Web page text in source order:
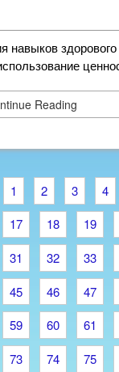
Reading
1 2 3 4
17 18 19
31 32 33
45 46 47
59 60 61
73 74 75